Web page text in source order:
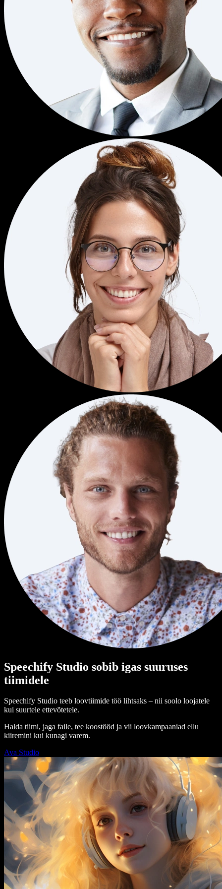
Speechify Studio sobib igas suuruses
tiimidele
Speechify Studio teeb loovtiimide töö lihtsaks – nii soolo loojatele
kui suurtele ettevõtetele.
Halda tiimi, jaga faile, tee koostööd ja vii loovkampaaniad ellu
kiiremini kui kunagi varem.
Ava Studio